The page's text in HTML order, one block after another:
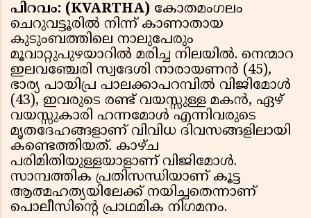
പിറവം: (KVARTHA) കോതമംഗലം
ചെറുവട്ടൂരിൽ നിന്ന് കാണാതായ
കുടുംബത്തിലെ നാലുപേരും
മൂവാറ്റുപുഴയാറിൽ മരിച്ച നിലയിൽ. നെന്മാറ
ഇലവഞ്ചേരി സ്വദേശി നാരായണൻ (45),
ഭാര്യ പായിപ്ര പാലക്കാപറമ്പിൽ വിജിമോൾ
(43), ഇവരുടെ രണ്ട് വയസ്സുള്ള മകൻ, ഏഴ്
വയസ്സുകാരി ഹന്നമോൾ എന്നിവരുടെ
മൃതദേഹങ്ങളാണ് വിവിധ ദിവസങ്ങളിലായി
കണ്ടെത്തിയത്. കാഴ്ച
പരിമിതിയുള്ളയാളാണ് വിജിമോൾ.
സാമ്പത്തിക പ്രതിസന്ധിയാണ് കൂട്ട
ആത്മഹത്യയിലേക്ക് നയിച്ചതെന്നാണ്
പൊലീസിന്റെ പ്രാഥമിക നിഗമനം.